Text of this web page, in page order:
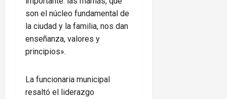
son el núcleo fundamental de
la ciudad y la familia, nos dan
enseñanza, valores y
principios».
La funcionaria municipal
resaltó el liderazgo